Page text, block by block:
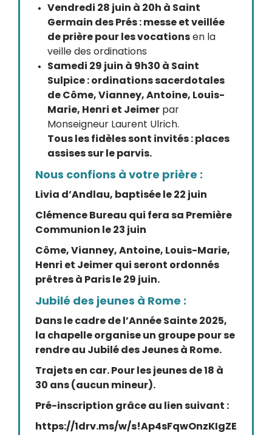
Vendredi 28 juin à 20h à Saint
Germain des Prés : messe et veillée
de prière pour les vocationsen la
veille des ordinations
Samedi 29 juin à 9h30 à Saint
Sulpice : ordinations sacerdotales
de Côme, Vianney, Antoine, Louis-
Marie, Henri et Jeimer par
Monseigneur Laurent Ulrich.
Tous les fidèles sont invités : places
assises sur le parvis.
Nous confions à votre prière :
Livia d’Andlau, baptisée le 22 juin
Clémence Bureau qui fera sa Première
Communion le 23 juin
Côme, Vianney, Antoine, Louis-Marie,
Henri et Jeimer qui seront ordonnés
prêtres à Paris le 29 juin.
Jubilé des jeunes à Rome :
Dans le cadre de l’Année Sainte 2025,
la chapelle organise un groupe pour se
rendre au Jubilé des Jeunes à Rome.
Trajets en car. Pour les jeunes de 18 à
30 ans (aucun mineur).
Pré-inscription grâce au lien suivant :
https://1drv.ms/w/s!Ap4sFqwOnzKIgZE